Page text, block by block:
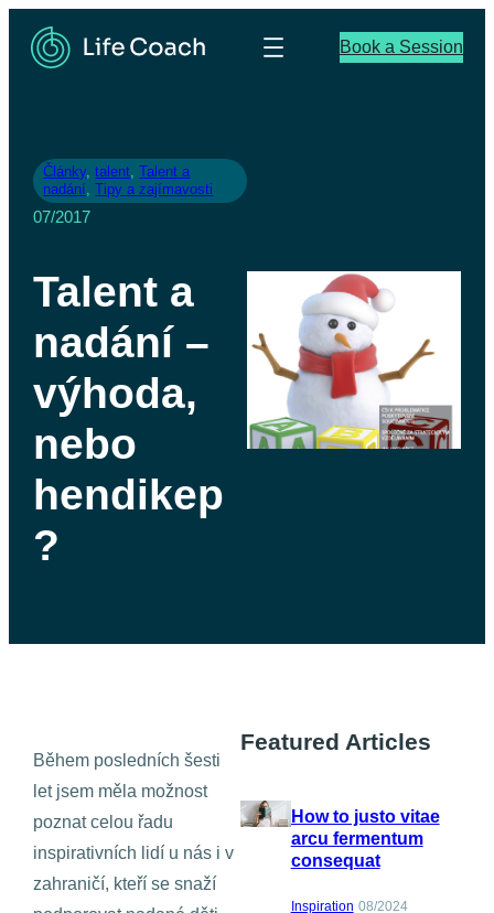
Book a Session
Články, talent, Talent a
nadání, Tipy a zajímavosti
07/2017
Talent a
nadání –
výhoda,
nebo
hendikep
?
Během posledních šesti
let jsem měla možnost
poznat celou řadu
inspirativních lidí u nás i v
zahraničí, kteří se snaží
Featured Articles
How to justo vitae
arcu fermentum
consequat
Inspiration 08/2024